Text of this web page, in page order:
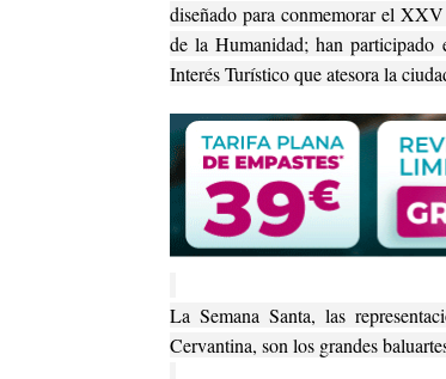
diseñado para conmemorar el
de la Humanidad; han participado
Interés Turístico que atesora la
La Semana Santa, las
Cervantina, son los grandes